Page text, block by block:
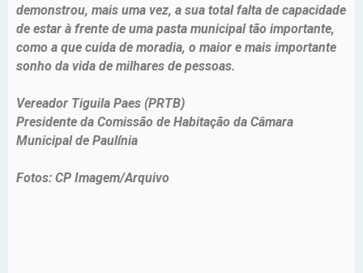
demonstrou, mais uma vez, a sua total falta de capacidade
de estar à frente de uma pasta municipal tão importante,
como a que cuida de moradia, o maior e mais importante
sonho da vida de milhares de pessoas.
Vereador Tiguila Paes (PRTB)
Presidente da Comissão de Habitação da Câmara
Municipal de Paulínia
Fotos: CP Imagem/Arquivo